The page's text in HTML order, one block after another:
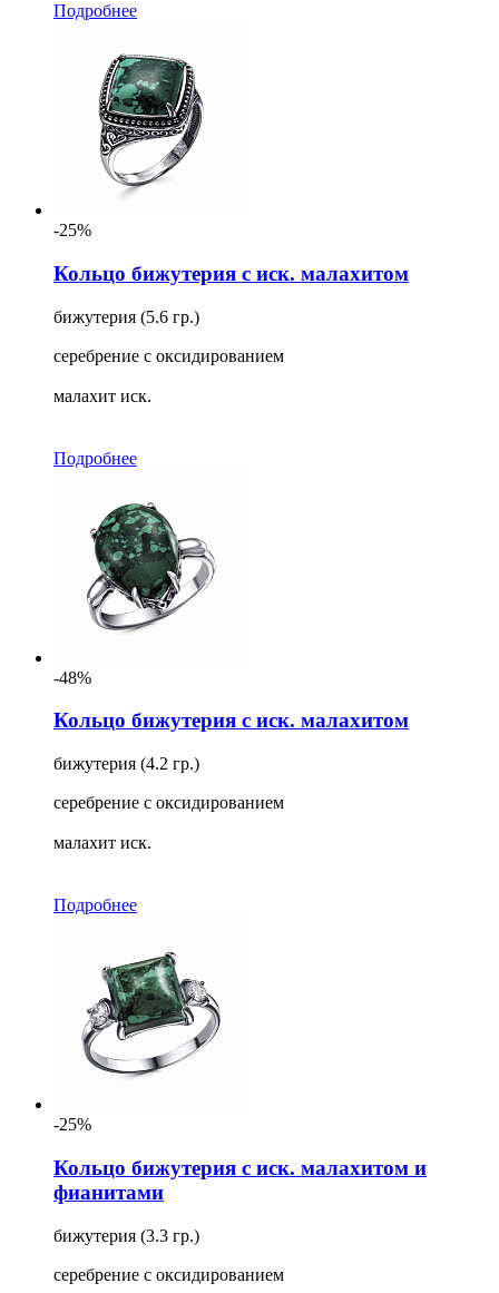
Подробнее
-25%
Кольцо бижутерия с иск. малахитом
бижутерия (5.6 гр.)
серебрение с оксидированием
малахит иск.
Подробнее
-48%
Кольцо бижутерия с иск. малахитом
бижутерия (4.2 гр.)
серебрение с оксидированием
малахит иск.
Подробнее
-25%
Кольцо бижутерия с иск. малахитом и
фианитами
бижутерия (3.3 гр.)
серебрение с оксидированием